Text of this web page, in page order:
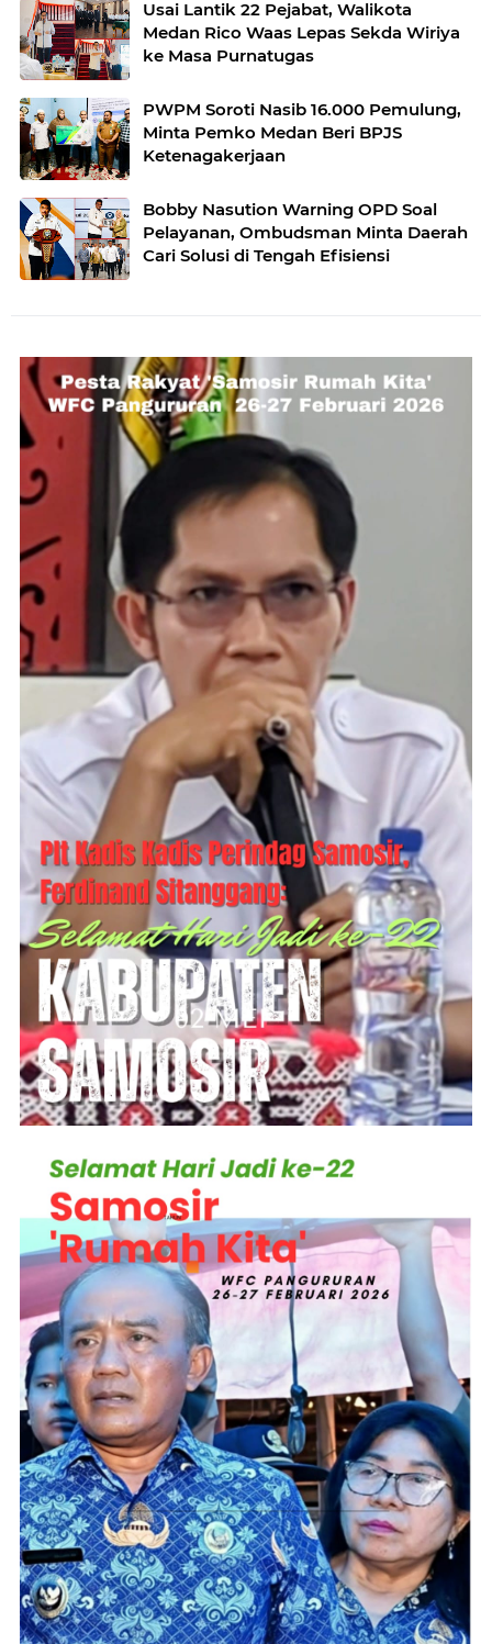
Usai Lantik 22 Pejabat, Walikota
Medan Rico Waas Lepas Sekda Wiriya
ke Masa Purnatugas
PWPM Soroti Nasib 16.000 Pemulung,
Minta Pemko Medan Beri BPJS
Ketenagakerjaan
Bobby Nasution Warning OPD Soal
Pelayanan, Ombudsman Minta Daerah
Cari Solusi di Tengah Efisiensi